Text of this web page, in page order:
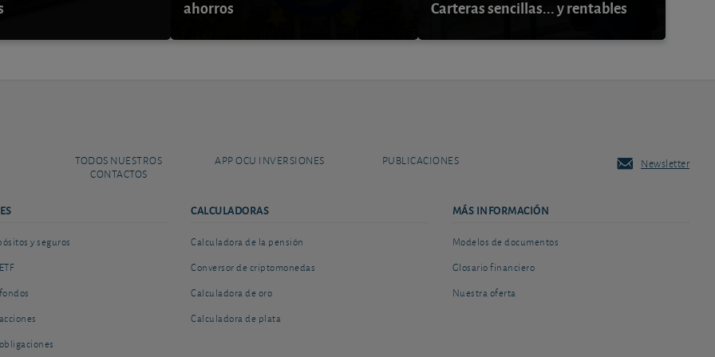
ahorros Carteras sencillas... y rentables
TODOS NUESTROS
CONTACTOS
APP OCU INVERSIONES PUBLICACIONES Newsletter
y seguros
CALCULADORAS
Calculadora de la pensión
Conversor de criptomonedas
Calculadora de oro
Calculadora de plata
MÁS INFORMACIÓN
Modelos de documentos
Glosario financiero
Nuestra oferta